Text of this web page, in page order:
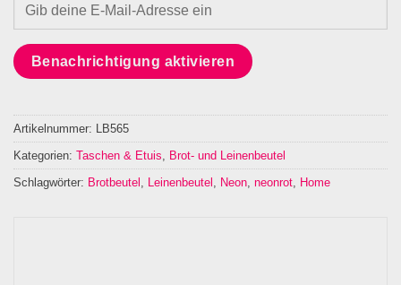
Benachrichtigung aktivieren
Artikelnummer: LB565
Kategorien: Taschen & Etuis
Brot- und Leinenbeutel
Schlagwörter: Brotbeutel Leinenbeutel Neon neonrot Home